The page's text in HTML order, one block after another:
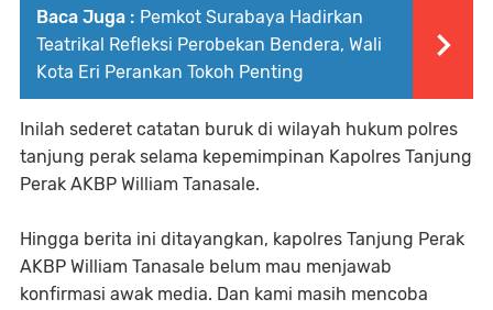
Baca Juga : Pemkot Surabaya Hadirkan
Teatrikal Refleksi Perobekan Bendera, Wali
Kota Eri Perankan Tokoh Penting
Inilah sederet catatan buruk di wilayah hukum polres
tanjung perak selama kepemimpinan Kapolres Tanjung
Perak AKBP William Tanasale.
Hingga berita ini ditayangkan, kapolres Tanjung Perak
AKBP William Tanasale belum mau menjawab
konfirmasi awak media. Dan kami masih mencoba